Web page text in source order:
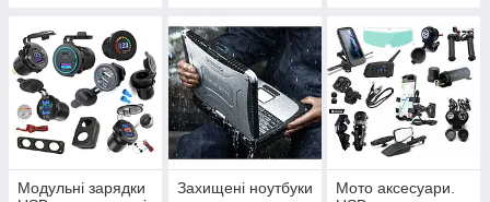
Модульні зарядки
Захищені ноутбуки
Мото аксесуари.